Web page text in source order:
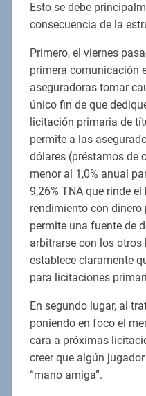
Esto se debe
consecuencia de la
Primero, el viernes
primera comunicación
aseguradoras tomar
único fin de que
licitación primaria de
permite a las
dólares (préstamos de
menor al 1,0% anual
9,26% TNA que rinde
rendimiento con dinero
permite una fuente de
arbitrarse con los otros
establece claramente
para licitaciones
En segundo lugar, al
poniendo en foco el
cara a próximas
creer que algún
“mano amiga”.